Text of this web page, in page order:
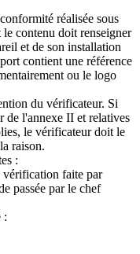
réalisée sous
contenu doit renseigner
et de son installation
contient une référence
ou le logo
du vérificateur. Si
de l'annexe II et relatives
le vérificateur doit le
raison.
:
vérification faite par
passée par le chef
: